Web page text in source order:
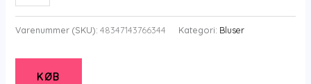
-
Pale
Orange
Varenummer (SKU): 48347143766344 Kategori: Bluser
KØB